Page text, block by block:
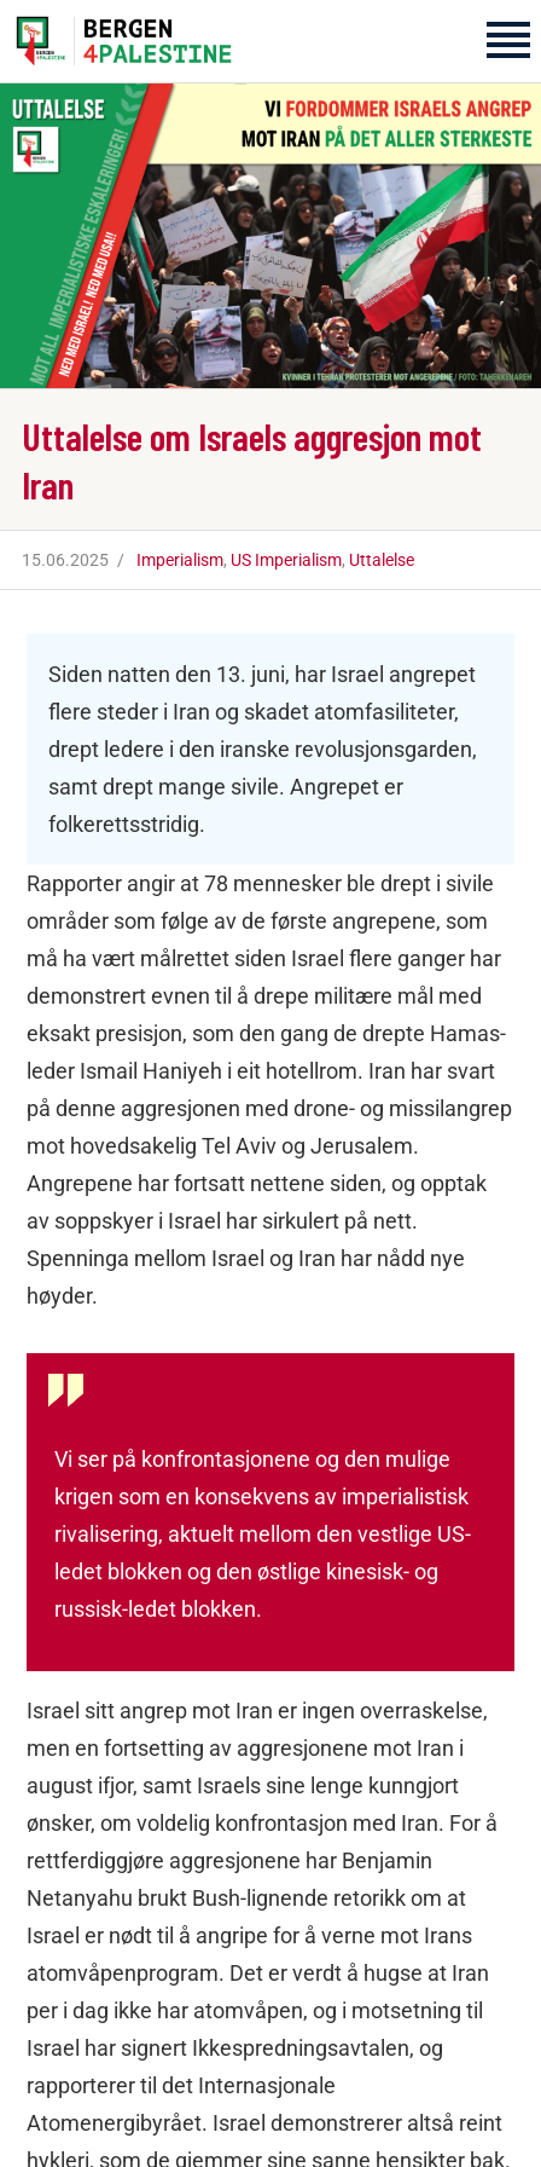
Uttalelse om Israels aggresjon mot
Iran
15.06.2025 Imperialism, US Imperialism, Uttalelse
Home
Aktiviteter
Bli med på laget!
Om oss
Siden natten den 13. juni, har Israel angrepet
flere steder i Iran og skadet atomfasiliteter,
drept ledere i den iranske revolusjonsgarden,
samt drept mange sivile. Angrepet er
folkerettsstridig.
Rapporter angir at 78 mennesker ble drept i sivile
områder som følge av de første angrepene, som
må ha vært målrettet siden Israel flere ganger har
demonstrert evnen til å drepe militære mål med
eksakt presisjon, som den gang de drepte Hamas-
leder Ismail Haniyeh i eit hotellrom. Iran har svart
på denne aggresjonen med drone- og missilangrep
mot hovedsakelig Tel Aviv og Jerusalem.
Angrepene har fortsatt nettene siden, og opptak
av soppskyer i Israel har sirkulert på nett.
Spenninga mellom Israel og Iran har nådd nye
høyder.
Vi ser på konfrontasjonene og den mulige
krigen som en konsekvens av imperialistisk
rivalisering, aktuelt mellom den vestlige US-
ledet blokken og den østlige kinesisk- og
russisk-ledet blokken.
Israel sitt angrep mot Iran er ingen overraskelse,
men en fortsetting av aggresjonene mot Iran i
august ifjor, samt Israels sine lenge kunngjort
ønsker, om voldelig konfrontasjon med Iran. For å
rettferdiggjøre aggresjonene har Benjamin
Netanyahu brukt Bush-lignende retorikk om at
Israel er nødt til å angripe for å verne mot Irans
atomvåpenprogram. Det er verdt å hugse at Iran
per i dag ikke har atomvåpen, og i motsetning til
Israel har signert Ikkespredningsavtalen, og
rapporterer til det Internasjonale
Atomenergibyrået. Israel demonstrerer altså reint
hykleri, som de gjemmer sine sanne hensikter bak.